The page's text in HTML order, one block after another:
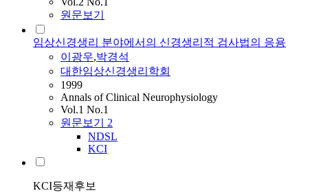
원문보기
임상신경생리 분야에서의 신경생리적 검사법의 응용
이광우,박경석
대한임상신경생리학회
1999
Annals of Clinical Neurophysiology
Vol.1 No.1
원문보기 2
NDSL
KCI
KCI등재후보